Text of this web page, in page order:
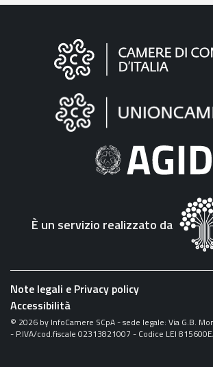
Informazioni
"Fattura
Elettronica"
È un servizio realizzato da
Note legali e Privacy policy
Accessibilità
© 2026 by InfoCamere SCpA - sede legale: Via G.B.
- P.IVA/cod.fiscale 02313821007 - Codice LEI